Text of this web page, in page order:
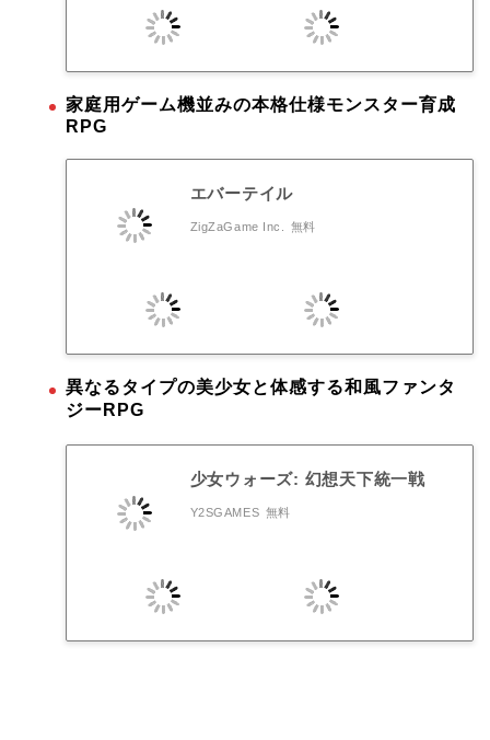
家庭用ゲーム機並みの本格仕様モンスター育成
RPG
エバーテイル
ZigZaGame Inc. 無料
異なるタイプの美少女と体感する和風ファンタ
ジーRPG
少女ウォーズ: 幻想天下統一戦
Y2SGAMES 無料